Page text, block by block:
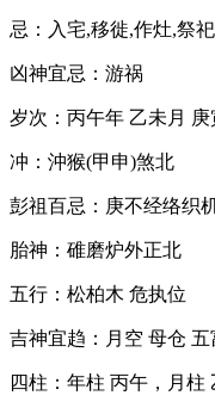
忌：入宅,移徙,作灶,祭
凶神宜忌：游祸
岁次：丙午年 乙未月 庚
冲：沖猴(甲申)煞北
彭祖百忌：庚不经络织
胎神：碓磨炉外正北
五行：松柏木 危执位
吉神宜趋：月空 母仓
四柱：年柱 丙午，月柱